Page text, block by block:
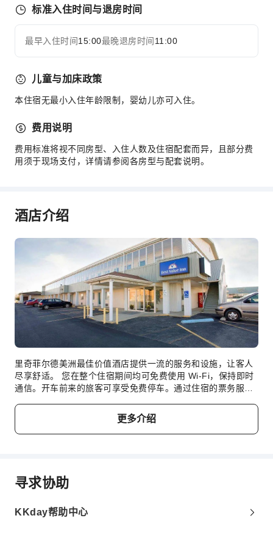
自动售货机
吸烟区
上网服务
前台服务
旅游票务服务
安全与安保
灭火器
无障碍设施服务
无障碍通道
无障碍设施
展开全部
标准入住时间与退房时间
最早入住时间15:00最晚退房时间 11:00
儿童与加床政策
本住宿无最小入住年龄限制，婴幼儿亦可入住。
费用说明
费用标准将视不同房型、入住人数及住宿配套而异，且部分费
用须于现场支付，详情请参阅各房型与配套说明。
酒店介绍
里奇菲尔德美洲最佳价值酒店提供一流的服务和设施，让客人
尽享舒适。 您在整个住宿期间均可免费使用 Wi-Fi，保持即时
通信。开车前来的旅客可享受免费停车。通过住宿的票务服
佳价值酒店提供洗衣服务，让您穿着喜欢的服装，展现您最好
的一面。渴望放松？里奇菲尔德美洲最佳价值酒店为您提供客
房送餐服务等便利设施，让您充分享受住宿时光。此外，您无
洲最佳价值酒店的每间住宿都经过精心打造和装饰，为您创造
温馨舒适的氛围。 里奇菲尔德美洲最佳价值酒店的部分客房提
菲尔德美洲最佳价值酒店精心打造的客房可以提供例如独立客
更多介绍
寻求协助
KKday帮助中心